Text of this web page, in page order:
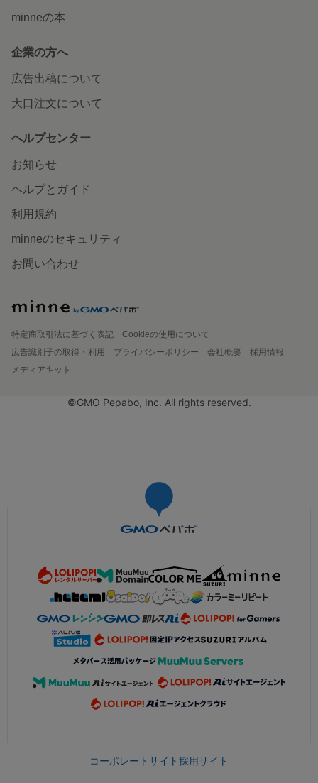
minneの本
企業の方へ
広告出稿について
大口注文について
ヘルプセンター
お知らせ
ヘルプとガイド
利用規約
minneのセキュリティ
お問い合わせ
特定商取引法に基づく表記
Cookieの使用について
広告識別子の取得・利用
プライバシーポリシー 会社概要
採用情報
メディアキット
©GMO Pepabo, Inc. All rights reserved.
コーポレートサイト採用サイト